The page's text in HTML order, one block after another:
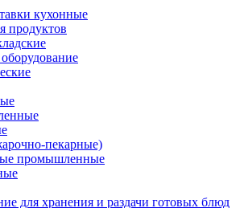
кухонные
продуктов
пекарные)
промышленные
для хранения и раздачи готовых блюд